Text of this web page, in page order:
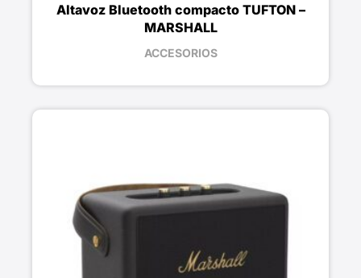
ACCESORIOS
Altavoz Bluetooth compacto TUFTON –
MARSHALL